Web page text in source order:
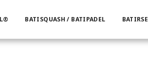
BATISQUASH / BATIPADEL BATIRSE